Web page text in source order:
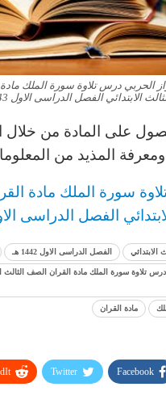
الحربي درس تلاوة سورة الملك
الابتدائي الفصل الدراسى الاول 1443 هـ
على المادة من خلال
ومعرفة المذيد من
سورة الملك مادة
الفصل الدراسى الاول
الابتدائي الفصل الدراسى الاول 1442 هـ
تلاوة سورة الملك مادة القران الصف الثالث
مادة القران
Facebook
Twitter